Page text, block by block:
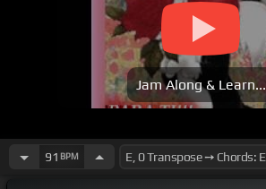
Jam Along & Learn...
91 BPM